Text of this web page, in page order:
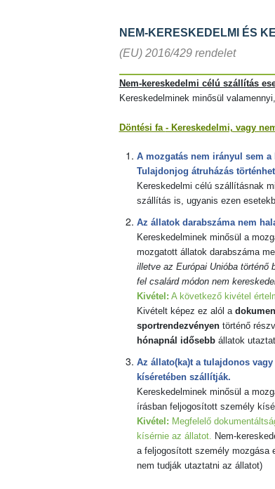
NEM-KERESKEDELMI ÉS
(EU) 2016/429 rendelet
Nem-kereskedelmi célú szállítás
Kereskedelminek minősül
Döntési fa - Kereskedelmi, vagy
A mozgatás nem irányul sem
Tulajdonjog átruházás
Kereskedelmi célú szállításnak
szállítás is, ugyanis ezen
Az állatok darabszáma nem
Kereskedelminek minősül a
mozgatott állatok darabszáma
illetve az Európai Unióba történő
fel csalárd módon nem
Kivétel: A következő kivétel
Kivételt képez ez alól a
sportrendezvényentörténő
hónapnál idősebbállatok
Az állato(ka)t a tulajdonos
kíséretében szállítják.
Kereskedelminek minősül a
írásban feljogosított személy
Kivétel: Megfelelő
kísérnie az állatot. Nem-
a feljogosított személy mozgása
nem tudják utaztatni az állatot)